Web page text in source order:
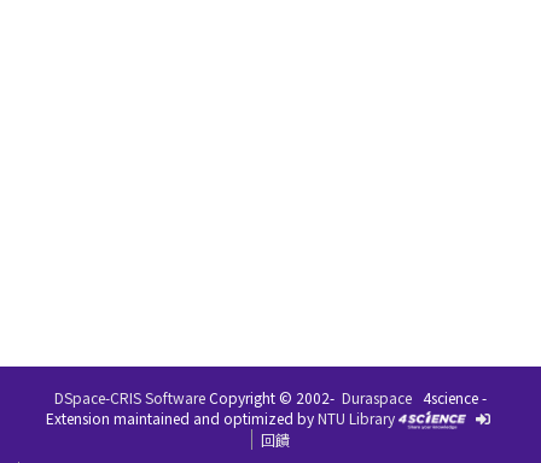
DSpace-CRIS SoftwareCopyright © 2002- Duraspace 4science -
Extension maintained and optimized byNTU Library
回饋